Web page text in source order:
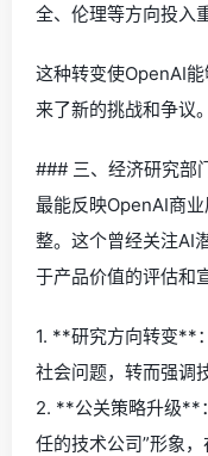
全、伦理等方向投入
这种转变使OpenAI
来了新的挑战和争议。
### 三、经济研究部
最能反映OpenAI商
整。这个曾经关注AI
于产品价值的评估和
1. **研究方向转变**
社会问题，转而强调
2. **公关策略升级**
任的技术公司”形象